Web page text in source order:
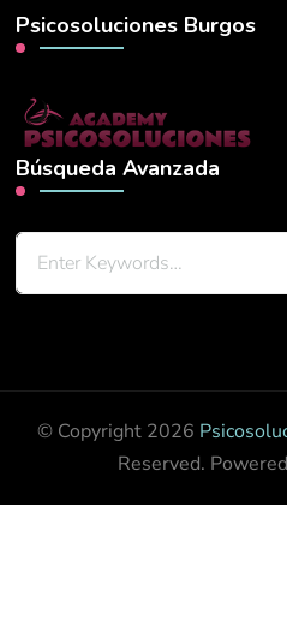
Psicosoluciones Burgos
Búsqueda Avanzada
© Copyright 2026
Reserved.